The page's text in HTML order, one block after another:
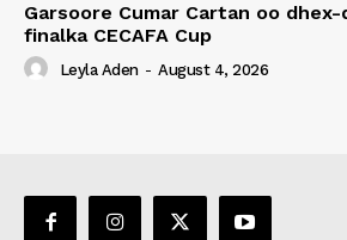
Garsoore Cumar Cartan oo
finalka CECAFA Cup
Leyla Aden - August 4, 2026